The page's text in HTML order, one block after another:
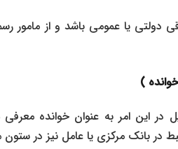
یا عمومی باشد و از مامور
خوانده)
در این امر به عنوان خوانده
در بانک مرکزی یا عامل نیز